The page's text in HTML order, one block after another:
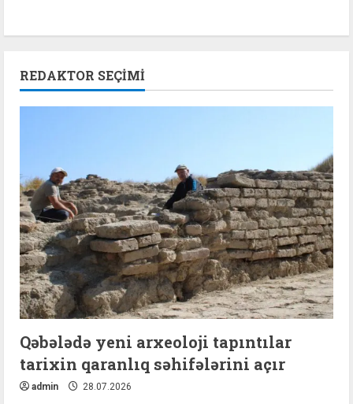
REDAKTOR SEÇIMI
Qəbələdə yeni arxeoloji tapıntılar
tarixin qaranlıq səhifələrini açır
admin 28.07.2026